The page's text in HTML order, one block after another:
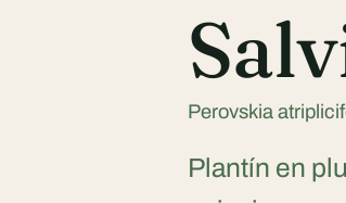
Perovskia
Plantín en